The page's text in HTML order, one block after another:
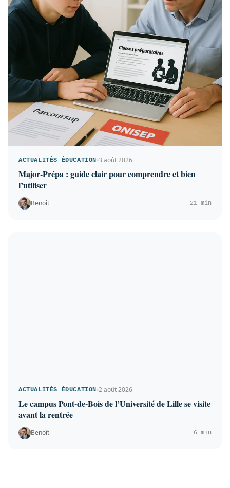
ACTUALITÉS ÉDUCATION 3 août 2026
Major-Prépa : guide clair pour comprendre et bien
l’utiliser
Benoît 21 min
ACTUALITÉS ÉDUCATION 2 août 2026
Le campus Pont-de-Bois de l’Université de Lille se visite
avant la rentrée
Benoît 6 min